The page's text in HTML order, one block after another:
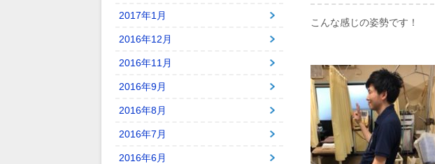
こんな感じの姿勢です！
2017年1月
2016年12月
2016年11月
2016年9月
2016年8月
2016年7月
2016年6月